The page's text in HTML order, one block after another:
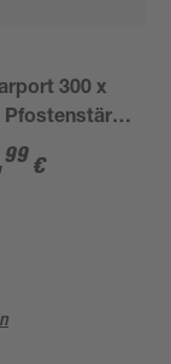
300 x
Pfostenstärke
99 €